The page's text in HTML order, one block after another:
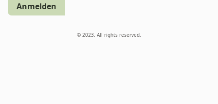
Anmelden
© 2023. All rights reserved.